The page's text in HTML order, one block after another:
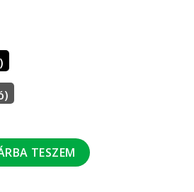
22/600-400 mennyiség
TESZEM